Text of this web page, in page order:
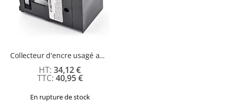
Collecteur d'encre usagé adaptable pour Epson SC-F500
40,95 €
34,12 €
En rupture de stock